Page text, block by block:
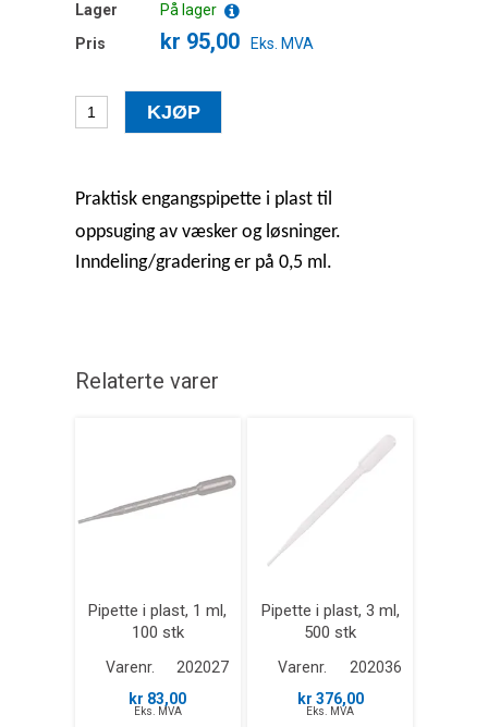
Lager
På lager
Pris
kr 95,00 Eks. MVA
Praktisk engangspipette i plast til
oppsuging av væsker og løsninger.
Inndeling/gradering er på 0,5 ml.
Relaterte varer
Pipette i plast, 1 ml,
100 stk
Varenr.
202027
kr 83,00
Eks. MVA
Pipette i plast, 3 ml,
500 stk
Varenr.
202036
kr 376,00
Eks. MVA